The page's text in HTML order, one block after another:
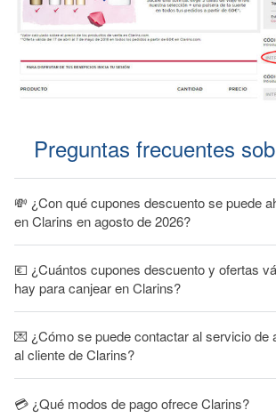
Preguntas frecuentes
💸 ¿Con qué cupones descuento se puede
en Clarins en agosto de 2026?
💶 ¿Cuántos cupones descuento y ofertas
hay para canjear en Clarins?
💌 ¿Cómo se puede contactar al servicio de
al cliente de Clarins?
💳 ¿Qué modos de pago ofrece Clarins?